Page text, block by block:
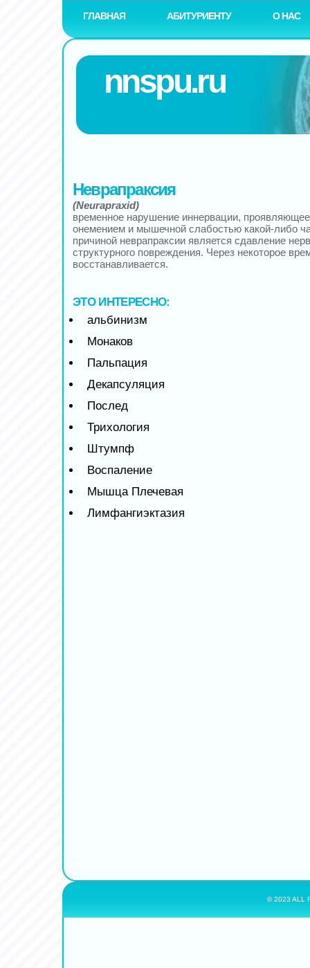
ГЛАВНАЯ АБИТУРИЕНТУ О НАС
nnspu.ru
Неврапраксия
(Neurapraxid)
временное нарушение иннервации,
онемением и мышечной слабостью какой-либо
причиной неврапраксии является сдавление
структурного повреждения. Через некоторое
восстанавливается.
ЭТО ИНТЕРЕСНО:
альбинизм
Монаков
Пальпация
Декапсуляция
Послед
Трихология
Штумпф
Воспаление
Мышца Плечевая
Лимфангиэктазия
© 2023 ALL